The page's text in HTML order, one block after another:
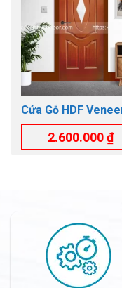
Cửa Gỗ HDF
GTD.3G1-Xoan dao
2.600.000₫